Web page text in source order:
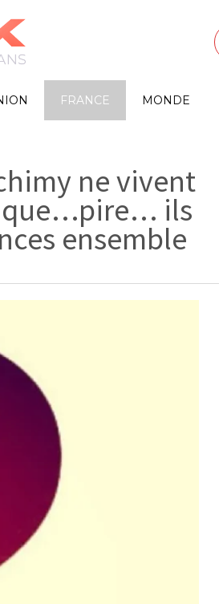
FRANCE MONDE
ne vivent
ils
ensemble